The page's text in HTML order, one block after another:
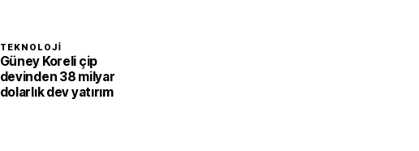
TEKNOLOJI
Güney Koreli çip
devinden 38 milyar
dolarlık dev yatırım